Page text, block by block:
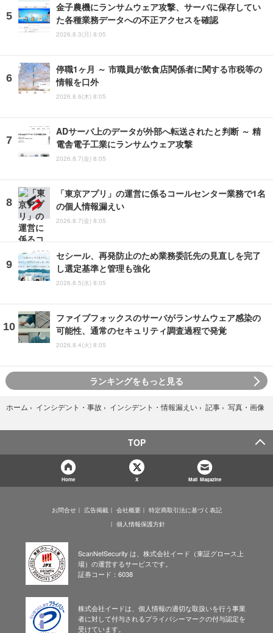
金子農機にランサムウェア攻撃、サーバに保存してい
た各種業務データへの不正アクセスを確認
2026.8.3(月) 8:05
停職1ヶ月 ～ 市職員が飲食店関係者に関する市税等の
情報を口外
2026.8.6(木) 8:05
ADサーバ上のデータが外部へ転送されたと判断 ～ 精
電舎電子工業にランサムウェア攻撃
2026.8.7(金) 8:05
「東京アプリ」の運営に係るコールセンター業務で1名
の個人情報漏えい
2026.8.7(金) 8:05
セシール、再発防止のため業務委託先の見直しを完了
し選定基準と管理も強化
2026.8.5(水) 8:05
ファイブフォックスのサーバがランサムウェア感染の
可能性、通常のセキュリティ調査過程で発覚
2026.8.4(火) 8:05
ランキングをもっと見る
ホーム › インシデント・事故 › インシデント・情報漏えい › 記事 › 写真・画像
TOP
Home X Mail Magazine
お問合せ 広告掲載 会社概要
特定商取引法に基づく表記
個人情報保護方針
ScanNetSecurity は、株式会社イード（東証グロース上
場）の運営するサービスです。
証券コード：6038
株式会社イードは、個人情報の適切な取扱いを行う事業
者に対して付与されるプライバシーマークの付与認定を
受けています。